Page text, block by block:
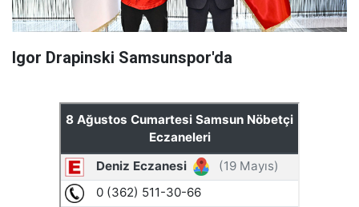
Igor Drapinski Samsunspor'da